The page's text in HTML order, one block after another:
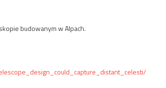
budowanym w Alpach.